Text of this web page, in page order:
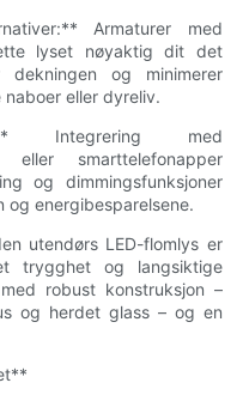
Armaturer med
lyset nøyaktig dit det
og minimerer
eller dyreliv.
Integrering med
eller smarttelefonapper
og dimmingsfunksjoner
og energibesparelsene.
utendørs LED-flomlys er
trygghet og langsiktige
robust konstruksjon –
og herdet glass – og en